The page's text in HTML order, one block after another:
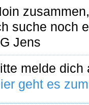
zusammen,
suche noch
Jens
melde dich
geht es